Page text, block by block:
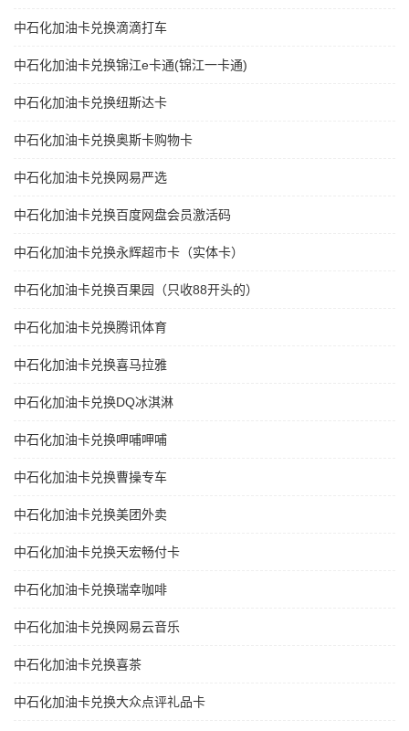
中石化加油卡兑换滴滴打车
中石化加油卡兑换锦江e卡通(锦江一卡通)
中石化加油卡兑换纽斯达卡
中石化加油卡兑换奥斯卡购物卡
中石化加油卡兑换网易严选
中石化加油卡兑换百度网盘会员激活码
中石化加油卡兑换永辉超市卡（实体卡）
中石化加油卡兑换百果园（只收88开头的）
中石化加油卡兑换腾讯体育
中石化加油卡兑换喜马拉雅
中石化加油卡兑换DQ冰淇淋
中石化加油卡兑换呷哺呷哺
中石化加油卡兑换曹操专车
中石化加油卡兑换美团外卖
中石化加油卡兑换天宏畅付卡
中石化加油卡兑换瑞幸咖啡
中石化加油卡兑换网易云音乐
中石化加油卡兑换喜茶
中石化加油卡兑换大众点评礼品卡